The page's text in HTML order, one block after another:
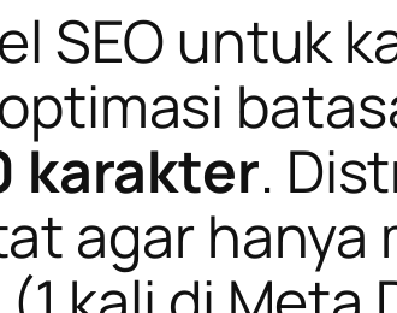
SEO untuk
karakter.
agar hanya